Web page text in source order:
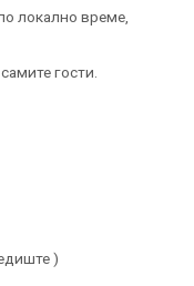
локално време,
гости.
)